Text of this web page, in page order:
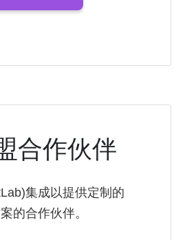
合作伙伴
集成以提供定制的
的合作伙伴。